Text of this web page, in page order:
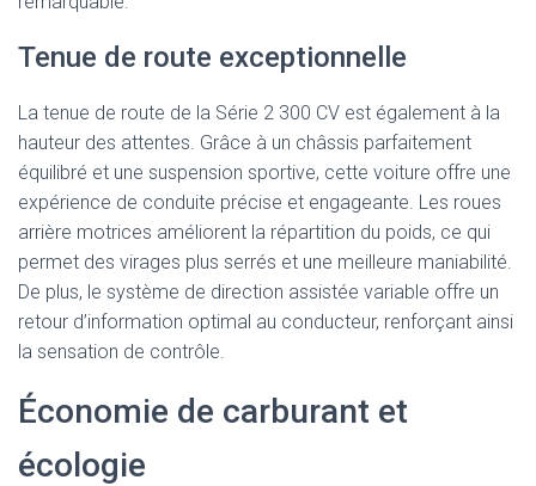
Tenue de route exceptionnelle
La tenue de route de la Série 2 300 CV est également à la
hauteur des attentes. Grâce à un châssis parfaitement
équilibré et une suspension sportive, cette voiture offre une
expérience de conduite précise et engageante. Les roues
arrière motrices améliorent la répartition du poids, ce qui
permet des virages plus serrés et une meilleure maniabilité.
De plus, le système de direction assistée variable offre un
retour d’information optimal au conducteur, renforçant ainsi
la sensation de contrôle.
Économie de carburant et
écologie